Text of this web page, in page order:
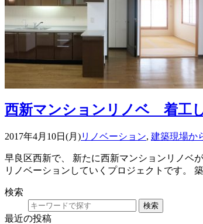
西新マンションリノベ 着工
2017年4月10日(月)リノベーション, 建築現場か
早良区西新で、 新たに西新マンションリノベ
リノベーションしていくプロジェクトです。
検索
検索
最近の投稿